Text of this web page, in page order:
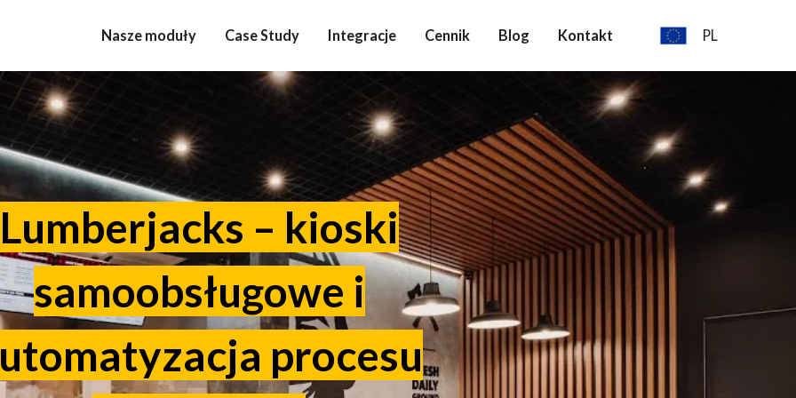
Nasze moduły Case Study Integracje Cennik Blog Kontakt
Polski
PL
Deutch
Lumberjacks – kioski
samoobsługowe i
procesu